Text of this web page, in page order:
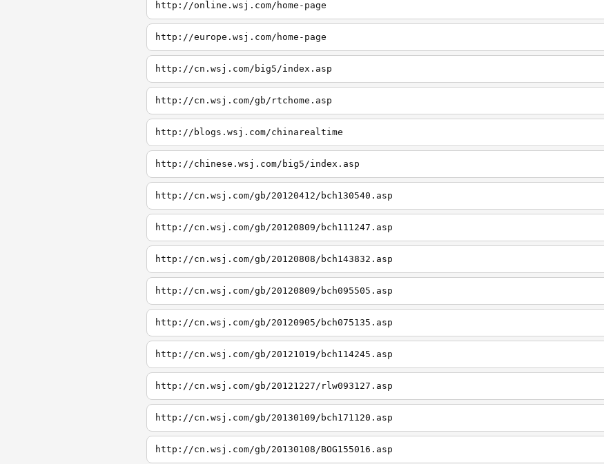
http://online.wsj.com/home-page
http://europe.wsj.com/home-page
http://cn.wsj.com/big5/index.asp
http://cn.wsj.com/gb/rtchome.asp
http://blogs.wsj.com/chinarealtime
http://chinese.wsj.com/big5/index.asp
http://cn.wsj.com/gb/20120412/bch130540.asp
http://cn.wsj.com/gb/20120809/bch111247.asp
http://cn.wsj.com/gb/20120808/bch143832.asp
http://cn.wsj.com/gb/20120809/bch095505.asp
http://cn.wsj.com/gb/20120905/bch075135.asp
http://cn.wsj.com/gb/20121019/bch114245.asp
http://cn.wsj.com/gb/20121227/rlw093127.asp
http://cn.wsj.com/gb/20130109/bch171120.asp
http://cn.wsj.com/gb/20130108/BOG155016.asp